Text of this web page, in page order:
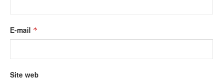
E-mail *
Site web